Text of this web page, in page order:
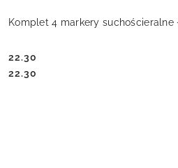
Komplet 4 markery suchościeralne
Cena:
22.30
Cena:
22.30